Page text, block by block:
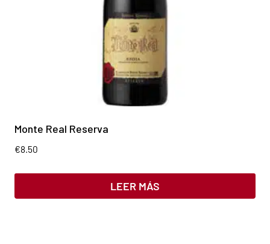
Monte Real Reserva
€8.50
LEER MÁS